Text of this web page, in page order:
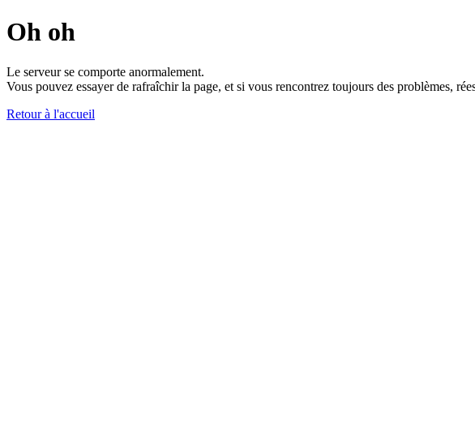
Oh oh
Le serveur se comporte anormalement.
Vous pouvez essayer de rafraîchir la page, et si vous rencontrez toujours des problèmes,
Retour à l'accueil